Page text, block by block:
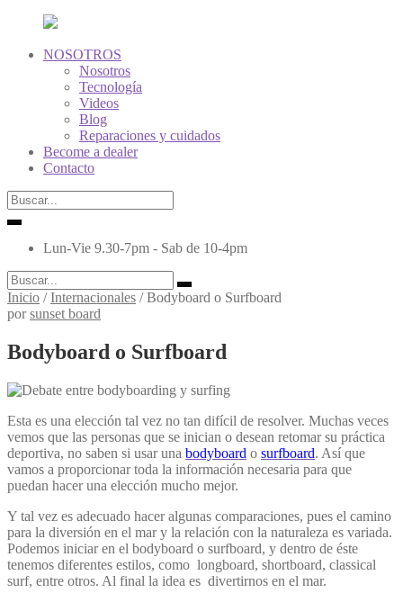
NOSOTROS
Nosotros
Tecnología
Videos
Blog
Reparaciones y cuidados
Become a dealer
Contacto
Lun-Vie 9.30-7pm - Sab de 10-4pm
Inicio /Internacionales /Bodyboard o Surfboard
porsunset board
Bodyboard o Surfboard
Esta es una elección tal vez no tan difícil de resolver. Muchas veces
vemos que las personas que se inician o desean retomar su práctica
deportiva, no saben si usar una bodyboard o surfboard. Así que
vamos a proporcionar toda la información necesaria para que
puedan hacer una elección mucho mejor.
Y tal vez es adecuado hacer algunas comparaciones, pues el camino
para la diversión en el mar y la relación con la naturaleza es variada.
Podemos iniciar en el bodyboard o surfboard, y dentro de éste
tenemos diferentes estilos, como longboard, shortboard, classical
surf, entre otros. Al final la idea es divertirnos en el mar.